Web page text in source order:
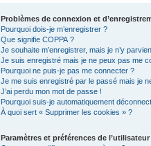
Problèmes de connexion et
Pourquoi dois-je m’enregistrer ?
Que signifie COPPA ?
Je souhaite m’enregistrer, mais je n’y
Je suis enregistré mais je ne peux pas me
Pourquoi ne puis-je pas me connecter ?
Je me suis enregistré par le passé mais je
J’ai perdu mon mot de passe !
Pourquoi suis-je automatiquement
À quoi sert « Supprimer les cookies » ?
Paramètres et préférences de l’utilisateur